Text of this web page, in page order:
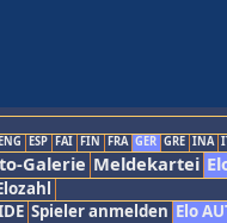
ESP FAI FIN FRA GER GRE INA
Galerie Meldekartei
Spieler anmelden Elo